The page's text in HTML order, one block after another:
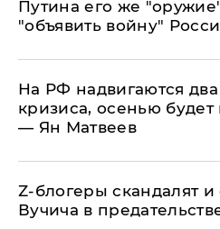
Путина его же
"объявить войну"
На РФ надвигаются
кризиса, осенью
— Ян Матвеев
Z-блогеры скандалят
Вучича в